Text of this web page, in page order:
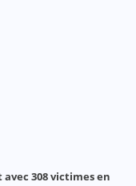
308 victimes en